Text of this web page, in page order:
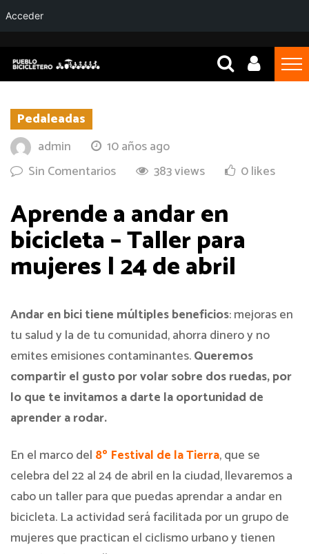
Pedaleadas
admin
10 años ago
Sin Comentarios
383 views 0 likes
Aprende a andar en
bicicleta – Taller para
mujeres | 24 de abril
Andar en bici tiene múltiples beneficios: mejoras en
tu salud y la de tu comunidad, ahorra dinero y no
emites emisiones contaminantes.Queremos
compartir el gusto por volar sobre dos ruedas, por
lo que te invitamos a darte la oportunidad de
aprender a rodar.
En el marco del 8º Festival de la Tierra, que se
celebra del 22 al 24 de abril en la ciudad, llevaremos a
cabo un taller para que puedas aprendar a andar en
bicicleta. La actividad será facilitada por un grupo de
mujeres que practican el ciclismo urbano y tienen
Acceder